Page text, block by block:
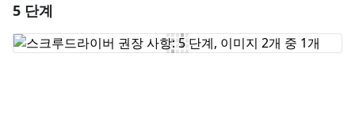
댓글 쓰기
5 단계